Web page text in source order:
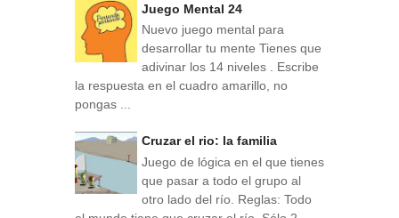
Juego Mental 24
Nuevo juego mental para
desarrollar tu mente Tienes que
adivinar los 14 niveles . Escribe
la respuesta en el cuadro amarillo, no
pongas ...
Cruzar el rio: la familia
Juego de lógica en el que tienes
que pasar a todo el grupo al
otro lado del río. Reglas: Todo